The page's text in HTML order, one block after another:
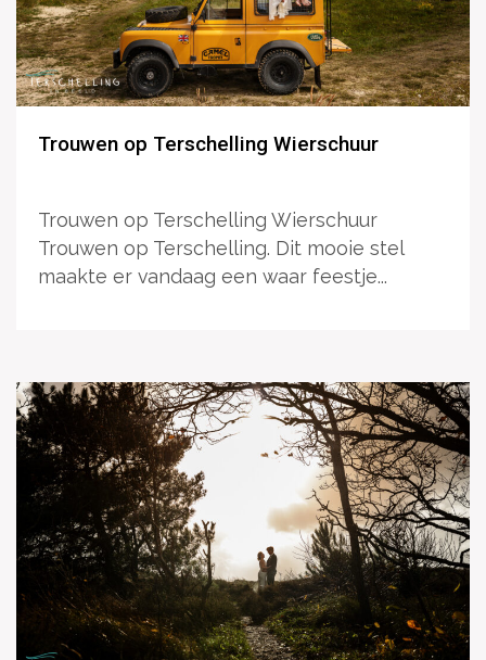
Trouwen op Terschelling Wierschuur
Trouwen op Terschelling Wierschuur
Trouwen op Terschelling. Dit mooie stel
maakte er vandaag een waar feestje...